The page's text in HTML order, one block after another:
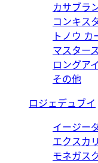
カサブラ
コンキス
トノウ カ
マスター
ロングア
その他
ロジェデュブイ
イージー
エクスカ
モネガス